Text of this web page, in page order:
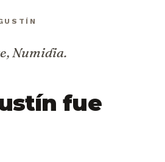
Numidia.
fue